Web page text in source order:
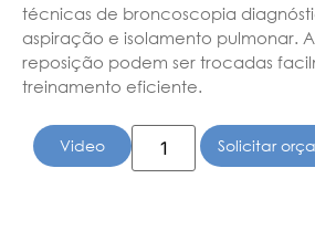
técnicas de broncoscopia
aspiração e isolamento pulmonar.
reposição podem ser trocadas
treinamento eficiente.
Video Solicitar